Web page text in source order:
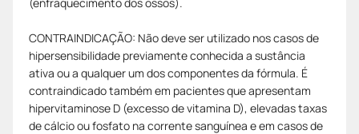
CONTRAINDICAÇÃO: Não deve ser utilizado nos casos de
hipersensibilidade previamente conhecida a sustância
ativa ou a qualquer um dos componentes da fórmula. É
contraindicado também em pacientes que apresentam
hipervitaminose D (excesso de vitamina D), elevadas taxas
de cálcio ou fosfato na corrente sanguínea e em casos de